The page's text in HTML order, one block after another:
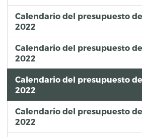
Calendario del presupuesto
2022
Calendario del presupuesto
2022
Calendario del presupuesto
2022
Calendario del presupuesto
2022